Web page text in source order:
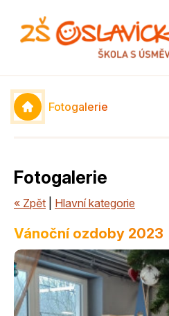
Fotogalerie
Fotogalerie
« Zpět Hlavní kategorie
Vánoční ozdoby 2023